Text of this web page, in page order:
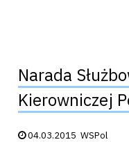
Narada
Kierowniczej
Data publikacji:
04.03.2015 WSPol